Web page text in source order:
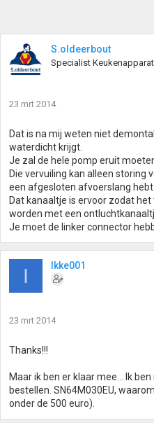
S.oldeerbout
Specialist
23 mrt 2014
Dat is na mij weten niet
waterdicht krijgt.
Je zal de hele pomp eruit
Die vervuiling kan alleen storing
een afgesloten afvoerslang
Dat kanaaltje is ervoor zodat
worden met een
Je moet de linker connector
I Ikke001
23 mrt 2014
Thanks!!!
Maar ik ben er klaar mee... Ik
bestellen. SN64M030EU,
onder de 500 euro).